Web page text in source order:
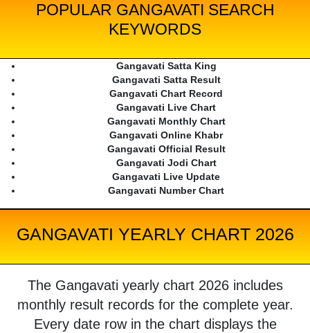
POPULAR GANGAVATI SEARCH
KEYWORDS
Gangavati Satta King
Gangavati Satta Result
Gangavati Chart Record
Gangavati Live Chart
Gangavati Monthly Chart
Gangavati Online Khabr
Gangavati Official Result
Gangavati Jodi Chart
Gangavati Live Update
Gangavati Number Chart
GANGAVATI YEARLY CHART 2026
The Gangavati yearly chart 2026 includes
monthly result records for the complete year.
Every date row in the chart displays the